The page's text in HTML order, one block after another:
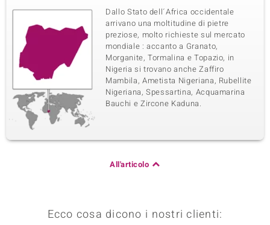
Dallo Stato dell´Africa occidentale
arrivano una moltitudine di pietre
preziose, molto richieste sul mercato
mondiale : accanto a Granato,
Morganite, Tormalina e Topazio, in
Nigeria si trovano anche Zaffiro
Mambila, Ametista Nigeriana, Rubellite
Nigeriana, Spessartina, Acquamarina
Bauchi e Zircone Kaduna.
All'articolo
Ecco cosa dicono i nostri clienti: